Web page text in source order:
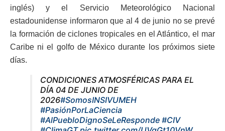
inglés) y el Servicio Meteorológico Nacional
estadounidense informaron que al 4 de junio no se prevé
la formación de ciclones tropicales en el Atlántico, el mar
Caribe ni el golfo de México durante los próximos siete
días.
CONDICIONES ATMOSFÉRICAS PARA EL
DÍA 04 DE JUNIO DE
2026#SomosINSIVUMEH
#PasiónPorLaCiencia
#AlPuebloDignoSeLeResponde #CIV